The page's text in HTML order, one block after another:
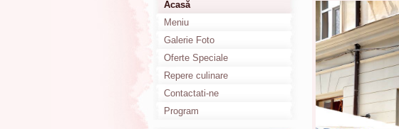
Acasă
Meniu
Galerie Foto
Oferte Speciale
Repere culinare
Contactati-ne
Program